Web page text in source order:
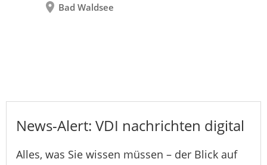
Bad Waldsee
News-Alert: VDI nachrichten digital
Alles, was Sie wissen müssen – der Blick auf